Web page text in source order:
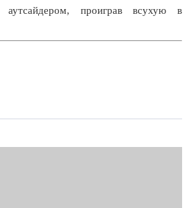
проиграв всухую в